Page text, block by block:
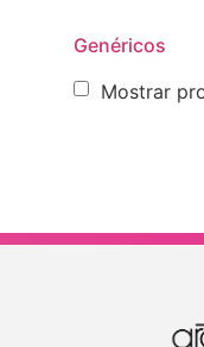
Genéricos
Mostrar